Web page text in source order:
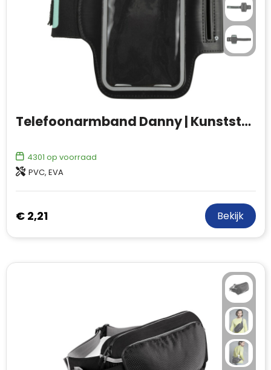
Telefoonarmband Danny | Kunststof en klittenband
4301 op voorraad
PVC, EVA
€ 2,21 Bekijk